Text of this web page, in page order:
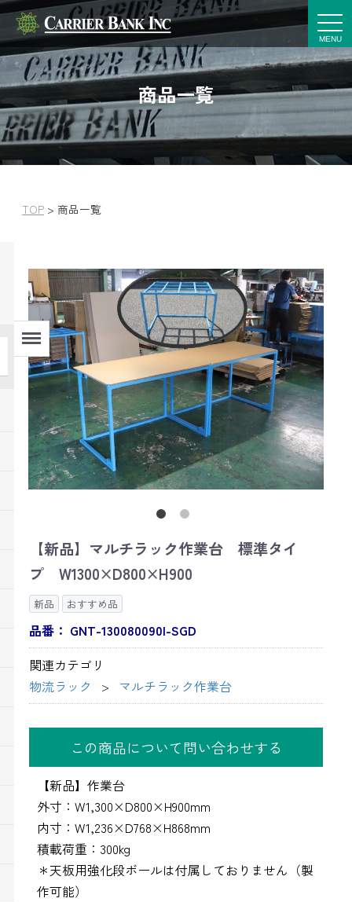
t
o
g
g
l
n
v
g
t
商品一覧
TOP > 商品一覧
Menu
【新品】マルチラック作業台 標準タイ
プ W1300×D800×H900
新品 おすすめ品
品番： GNT-130080090I-SGD
関連カテゴリ
物流ラック
マルチラック作業台
この商品について問い合わせする
【新品】作業台
外寸：W1,300×D800×H900mm
内寸：W1,236×D768×H868mm
積載荷重：300kg
＊天板用強化段ボールは付属しておりません（製
作可能）